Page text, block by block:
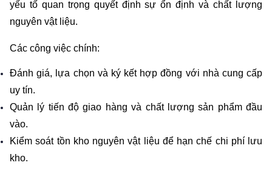
yếu tố quan trọng quyết định sự ổn định và chất lượng
nguyên vật liệu.
Các công việc chính:
Đánh giá, lựa chọn và ký kết hợp đồng với nhà cung cấp
uy tín.
Quản lý tiến độ giao hàng và chất lượng sản phẩm đầu
vào.
Kiểm soát tồn kho nguyên vật liệu để hạn chế chi phí lưu
kho.